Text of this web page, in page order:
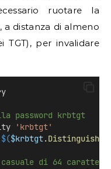
ruotare la
distanza di almeno
TGT), per invalidare
password krbtgt
'krbtgt'
$($krbtgt
casuale di 64 caratteri